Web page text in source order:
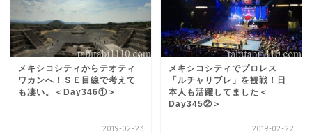
メキシコシティからテオティ
ワカンへ！ＳＥ目線で考えて
も凄い。＜Day346①＞
2019-02-23
メキシコシティでプロレス
「ルチャリブレ」を観戦！日
本人も活躍してました＜
Day345②＞
2019-02-22